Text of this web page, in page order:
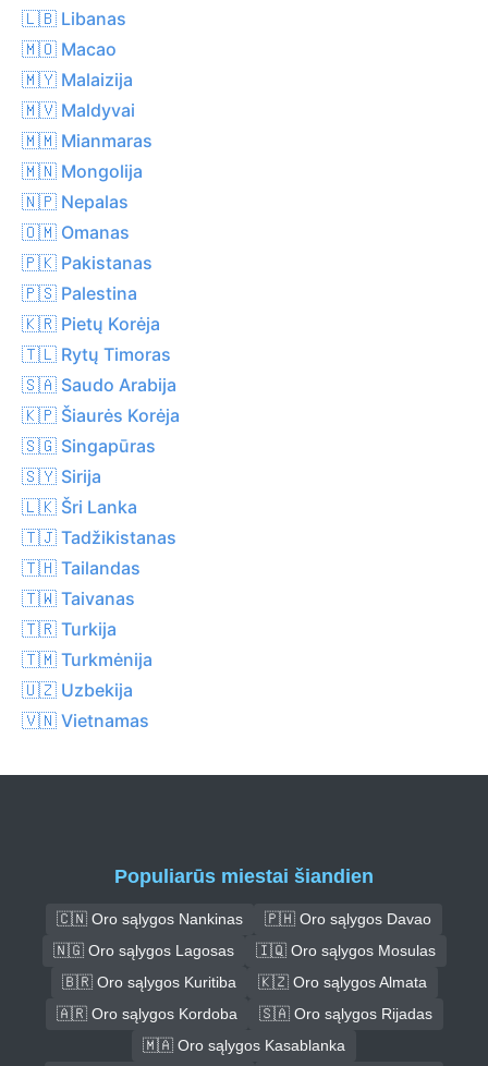
🇱🇧 Libanas
🇲🇴 Macao
🇲🇾 Malaizija
🇲🇻 Maldyvai
🇲🇲 Mianmaras
🇲🇳 Mongolija
🇳🇵 Nepalas
🇴🇲 Omanas
🇵🇰 Pakistanas
🇵🇸 Palestina
🇰🇷 Pietų Korėja
🇹🇱 Rytų Timoras
🇸🇦 Saudo Arabija
🇰🇵 Šiaurės Korėja
🇸🇬 Singapūras
🇸🇾 Sirija
🇱🇰 Šri Lanka
🇹🇯 Tadžikistanas
🇹🇭 Tailandas
🇹🇼 Taivanas
🇹🇷 Turkija
🇹🇲 Turkmėnija
🇺🇿 Uzbekija
🇻🇳 Vietnamas
Populiarūs miestai šiandien
🇨🇳 Oro sąlygos Nankinas
🇵🇭 Oro sąlygos Davao
🇳🇬 Oro sąlygos Lagosas
🇮🇶 Oro sąlygos Mosulas
🇧🇷 Oro sąlygos Kuritiba
🇰🇿 Oro sąlygos Almata
🇦🇷 Oro sąlygos Kordoba
🇸🇦 Oro sąlygos Rijadas
🇲🇦 Oro sąlygos Kasablanka